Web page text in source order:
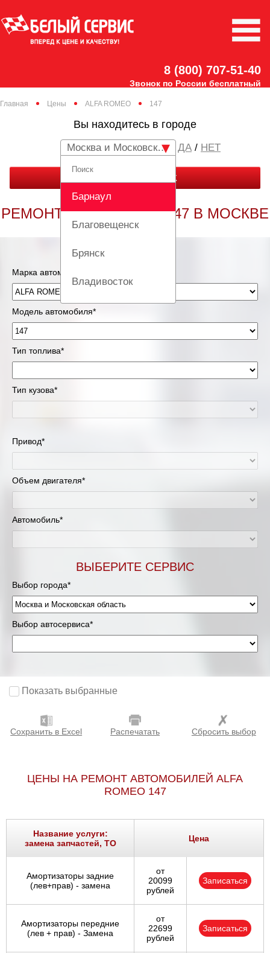
8 (800) 707-51-40
Звонок по России бесплатный
Главная Цены ALFA ROMEO 147
Вы находитесь в городе
Москва и Московская область
Барнаул
Благовещенск
Брянск
Владивосток
Вологда
Екатеринбург
Красноярск
Липецк
Москва и Московская область
Мурманск
Нижневартовск
Нижний Новгород
Новосибирск
Оренбург
Петрозаводск
Ростов-на-Дону
Самара
Санкт-Петербург
Саратов
Солнцево
/ НЕТ
ЗАКАЗАТЬ ЗВОНОК
РЕМОНТ ALFA ROMEO 147 В МОСКВЕ
Марка автомобиля*
Модель автомобиля*
Тип топлива*
Тип кузова*
Привод*
Объем двигателя*
Автомобиль*
ВЫБЕРИТЕ СЕРВИС
Выбор города*
Выбор автосервиса*
Показать выбранные
Сохранить в Excel Распечатать Сбросить выбор
ЦЕНЫ НА РЕМОНТ АВТОМОБИЛЕЙ ALFA
ROMEO 147
Название услуги:
замена запчастей, ТО
Цена
Амортизаторы задние
(лев+прав) - замена
от
20099
рублей
Записаться
Амортизаторы передние
(лев + прав) - Замена
от
22699
рублей
Записаться